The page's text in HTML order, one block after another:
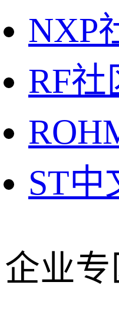
NXP
RF社
ST中
企业专